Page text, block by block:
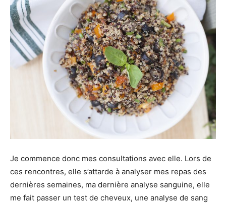
Je commence donc mes consultations avec elle. Lors de
ces rencontres, elle s’attarde à analyser mes repas des
dernières semaines, ma dernière analyse sanguine, elle
me fait passer un test de cheveux, une analyse de sang